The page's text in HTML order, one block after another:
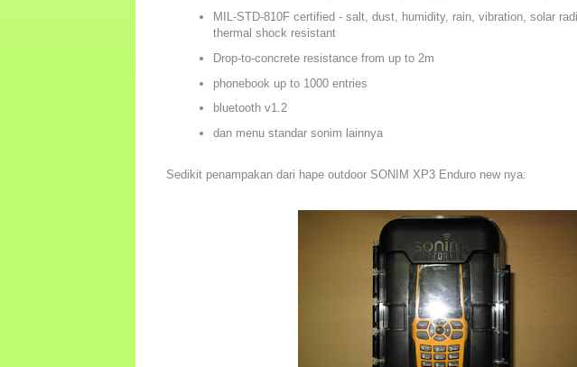
MIL-STD-810F certified - salt, dust, humidity, rain, vibration, solar
thermal shock resistant
Drop-to-concrete resistance from up to 2m
phonebook up to 1000 entries
bluetooth v1.2
dan menu standar sonim lainnya
Sedikit penampakan dari hape outdoor SONIM XP3 Enduro new nya: